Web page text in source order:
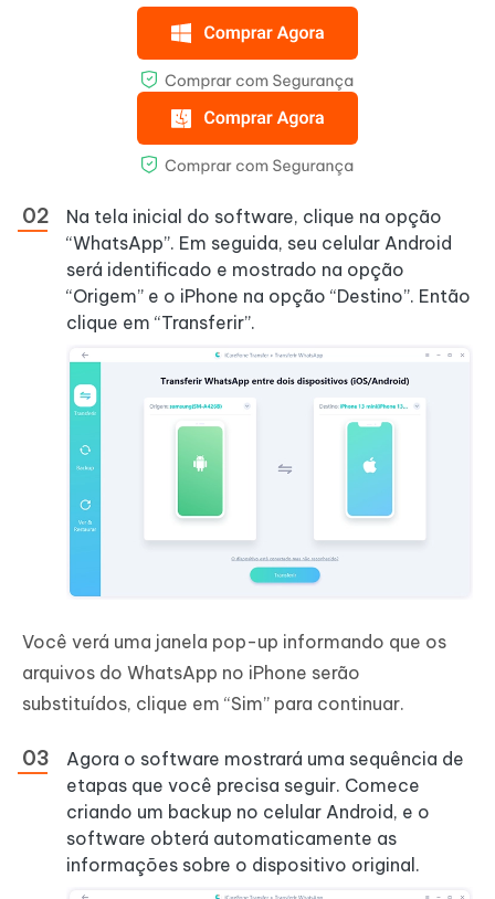
Na tela inicial do software, clique na opção
“WhatsApp”. Em seguida, seu celular Android
será identificado e mostrado na opção
“Origem” e o iPhone na opção “Destino”. Então
clique em “Transferir”.
Você verá uma janela pop-up informando que os
arquivos do WhatsApp no iPhone serão
substituídos, clique em “Sim” para continuar.
Agora o software mostrará uma sequência de
etapas que você precisa seguir. Comece
criando um backup no celular Android, e o
software obterá automaticamente as
informações sobre o dispositivo original.